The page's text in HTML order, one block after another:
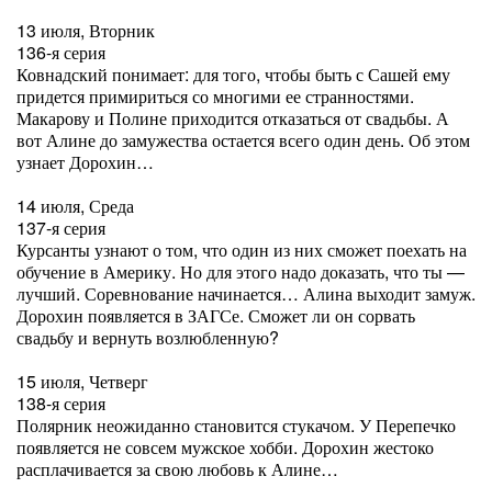
13 июля, Вторник
136-я серия
Ковнадский понимает: для того, чтобы быть с Сашей ему
придется примириться со многими ее странностями.
Макарову и Полине приходится отказаться от свадьбы. А
вот Алине до замужества остается всего один день. Об этом
узнает Дорохин…
14 июля, Среда
137-я серия
Курсанты узнают о том, что один из них сможет поехать на
обучение в Америку. Но для этого надо доказать, что ты —
лучший. Соревнование начинается… Алина выходит замуж.
Дорохин появляется в ЗАГСе. Сможет ли он сорвать
свадьбу и вернуть возлюбленную?
15 июля, Четверг
138-я серия
Полярник неожиданно становится стукачом. У Перепечко
появляется не совсем мужское хобби. Дорохин жестоко
расплачивается за свою любовь к Алине…